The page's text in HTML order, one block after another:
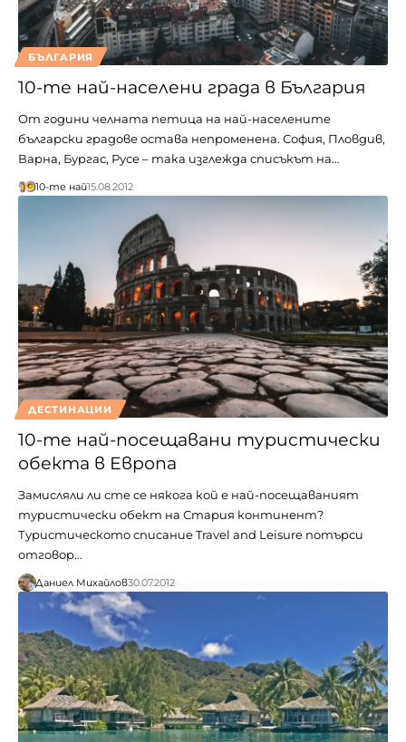
БЪЛГАРИЯ
10-те най-населени града в България
От години челната петица на най-населените
български градове остава непроменена. София, Пловдив,
Варна, Бургас, Русе – така изглежда списъкът на…
10-те най15.08.2012
ДЕСТИНАЦИИ
10-те най-посещавани туристически
обекта в Европа
Замисляли ли сте се някога кой е най-посещаваният
туристически обект на Стария континент?
Туристическото списание Travel and Leisure потърси
отговор…
Даниел Михайлов30.07.2012